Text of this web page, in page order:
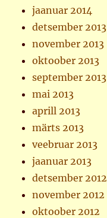
jaanuar 2014
detsember 2013
november 2013
oktoober 2013
september 2013
mai 2013
aprill 2013
märts 2013
veebruar 2013
jaanuar 2013
detsember 2012
november 2012
oktoober 2012